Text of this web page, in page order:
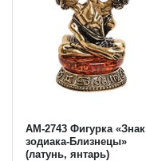
AM-2743 Фигурка «Знак
зодиака-Близнецы»
(латунь, янтарь)